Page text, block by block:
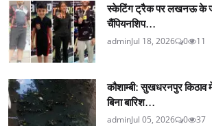
स्केटिंग ट्रैक पर लखनऊ के
चैंपियनशिप...
adminJul 18, 2026 0 11
कौशाम्बी: सुखधरनपुर किठाव
बिना बारिश...
adminJul 05, 2026 0 37